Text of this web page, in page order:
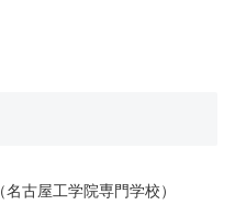
古屋工学院専門学校）